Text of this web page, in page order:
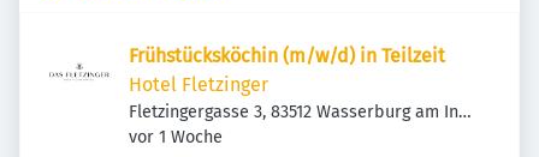
Frühstücksköchin (m/w/d) in Teilzeit
Hotel Fletzinger
Fletzingergasse 3, 83512 Wasserburg am Inn,
Deutschland
Veröffentlicht
vor 1 Woche